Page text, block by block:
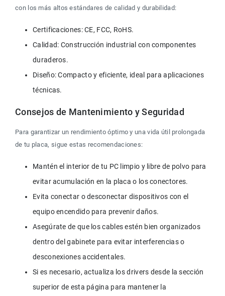
con los más altos estándares de calidad y durabilidad:
Certificaciones: CE, FCC, RoHS.
Calidad: Construcción industrial con componentes
duraderos.
Diseño: Compacto y eficiente, ideal para aplicaciones
técnicas.
Consejos de Mantenimiento y Seguridad
Para garantizar un rendimiento óptimo y una vida útil prolongada
de tu placa, sigue estas recomendaciones:
Mantén el interior de tu PC limpio y libre de polvo para
evitar acumulación en la placa o los conectores.
Evita conectar o desconectar dispositivos con el
equipo encendido para prevenir daños.
Asegúrate de que los cables estén bien organizados
dentro del gabinete para evitar interferencias o
desconexiones accidentales.
Si es necesario, actualiza los drivers desde la sección
superior de esta página para mantener la